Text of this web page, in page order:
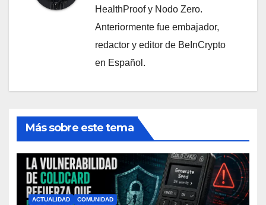
HealthProof y Nodo Zero.
Anteriormente fue embajador,
redactor y editor de BeInCrypto
en Español.
Más sobre este tema
ACTUALIDAD COMUNIDAD